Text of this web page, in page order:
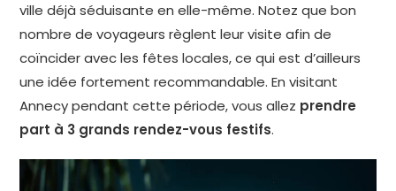
ville déjà séduisante en elle-même. Notez que bon
nombre de voyageurs règlent leur visite afin de
coïncider avec les fêtes locales, ce qui est d’ailleurs
une idée fortement recommandable. En visitant
Annecy pendant cette période, vous allez prendre
part à 3 grands rendez-vous festifs.